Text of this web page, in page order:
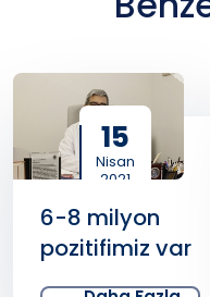
15
Nisan
2021
6-8 milyon
pozitifimiz var